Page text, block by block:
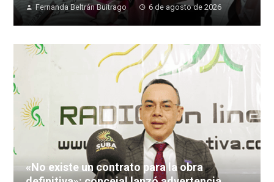
Fernanda Beltrán Buitrago 6 de agosto de 2026
«No existe un contrato para la obra